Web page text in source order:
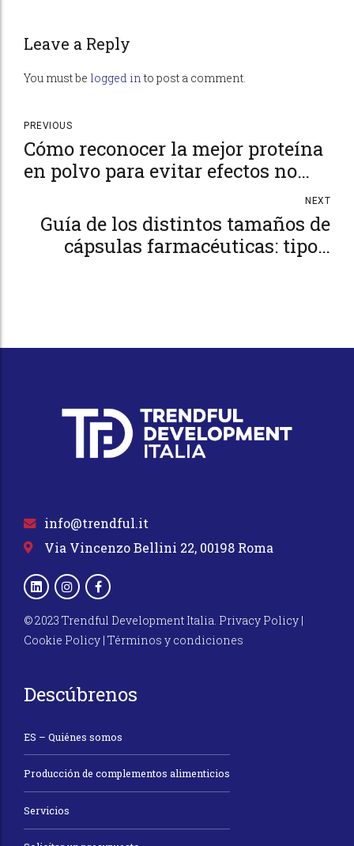
Leave a Reply
You must be logged into post a comment.
PREVIOUS
Cómo reconocer la mejor proteína
en polvo para evitar efectos no
NEXT
Guía de los distintos tamaños de
cápsulas farmacéuticas: tipos,
info@trendful.it
Via Vincenzo Bellini 22, 00198 Roma
© 2023 Trendful Development Italia. Privacy Policy |
Cookie Policy | Términos y condiciones
Descúbrenos
ES – Quiénes somos
Producción de complementos alimenticios
Servicios